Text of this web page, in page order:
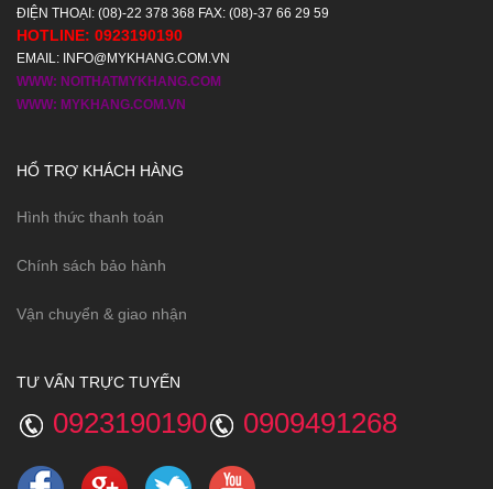
ĐIỆN THOẠI: (08)-22 378 368 FAX: (08)-37 66 29 59
HOTLINE: 0923190190
EMAIL: INFO@MYKHANG.COM.VN
WWW: NOITHATMYKHANG.COM
WWW: MYKHANG.COM.VN
HỔ TRỢ KHÁCH HÀNG
Hình thức thanh toán
Chính sách bảo hành
Vận chuyển & giao nhận
TƯ VẤN TRỰC TUYẾN
0923190190 0909491268